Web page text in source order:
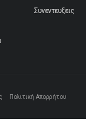
Συνεντευξεις
Πολιτική Απορρήτου